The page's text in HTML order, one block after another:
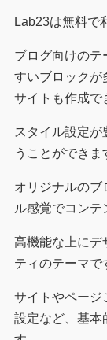
Lab23は無料で
ブログ向けのテ
すいブロックが
サイトも作成で
スタイル設定
うことができま
オリジナルのブ
ル感覚でコンテ
高機能な上にデ
ティのテーマで
サイトやページ
設定など、基本